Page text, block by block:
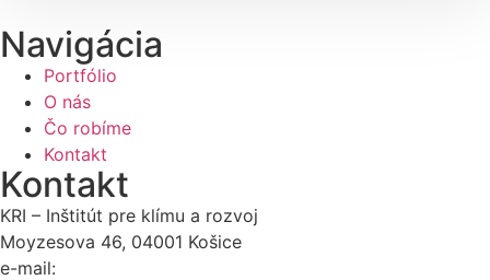
Navigácia
Portfólio
O nás
Čo robíme
Kontakt
Kontakt
KRI – Inštitút pre klímu a rozvoj
Moyzesova 46, 04001 Košice
e-mail: